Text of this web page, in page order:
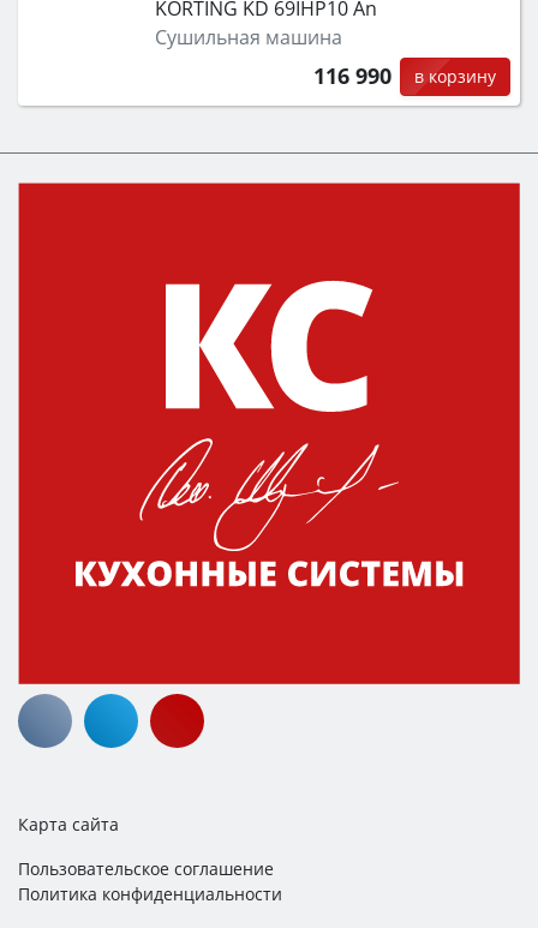
KORTING KD 69IHP10 An
Сушильная машина
116 990 в корзину
Карта сайта
Пользовательское соглашение
Политика конфиденциальности